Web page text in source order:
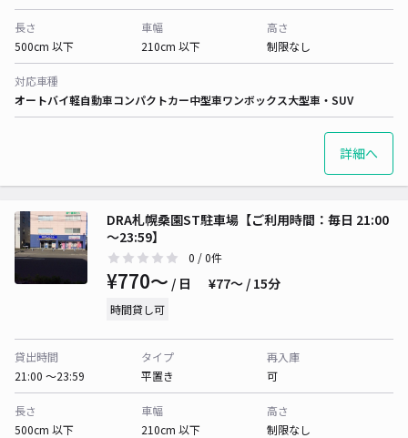
長さ
500cm 以下
車幅
210cm 以下
高さ
制限なし
対応車種
オートバイ軽自動車コンパクトカー中型車ワンボックス大型車・SUV
詳細へ
DRA札幌桑園ST駐車場【ご利用時間：毎日 21:00
～23:59】
0 / 0件
¥770〜 / 日 ¥77〜 / 15分
時間貸し可
貸出時間
21:00 〜23:59
タイプ
平置き
再入庫
可
長さ
500cm 以下
車幅
210cm 以下
高さ
制限なし